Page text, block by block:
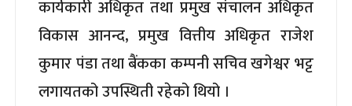
कार्यकारी अधिकृत तथा प्रमुख संचालन अधिकृत
विकास आनन्द, प्रमुख वित्तीय अधिकृत राजेश
कुमार पंडा तथा बैंकका कम्पनी सचिव खगेश्वर भट्ट
लगायतको उपस्थिती रहेको थियो ।